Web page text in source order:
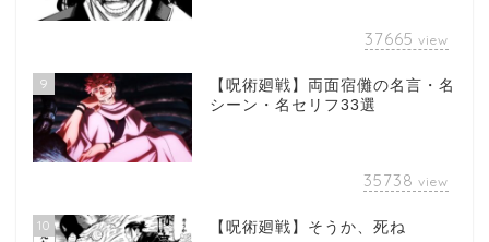
37665 view
9
【呪術廻戦】両面宿儺の名言・名
シーン・名セリフ33選
35738 view
10 【呪術廻戦】そうか、死ね